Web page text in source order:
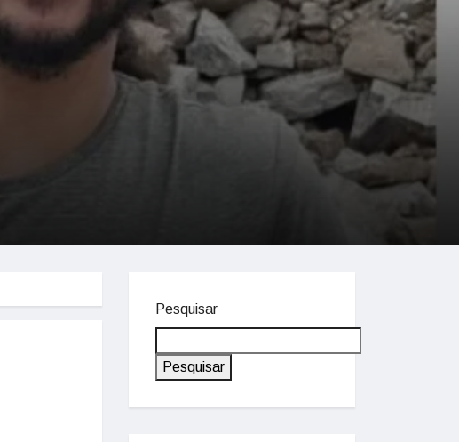
Pesquisar
Pesquisar